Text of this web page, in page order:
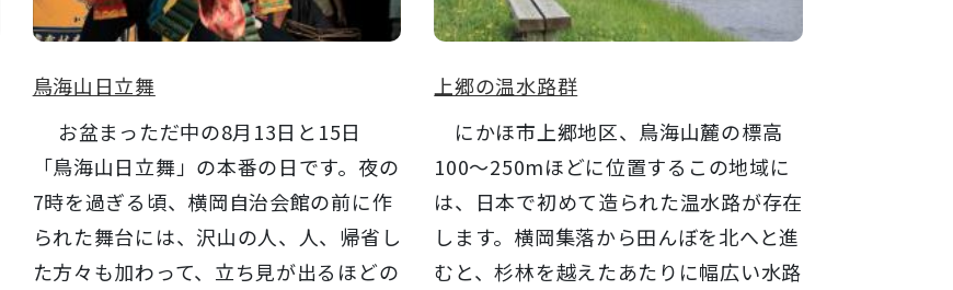
鳥海山日立舞
お盆まっただ中の8月13日と15日
「鳥海山日立舞」の本番の日です。夜の
7時を過ぎる頃、横岡自治会館の前に作
られた舞台には、沢山の人、人、帰省し
た方々も加わって、立ち見が出るほどの
上郷の温水路群
にかほ市上郷地区、鳥海山麓の標高
100～250mほどに位置するこの地域に
は、日本で初めて造られた温水路が存在
します。横岡集落から田んぼを北へと進
むと、杉林を越えたあたりに幅広い水路